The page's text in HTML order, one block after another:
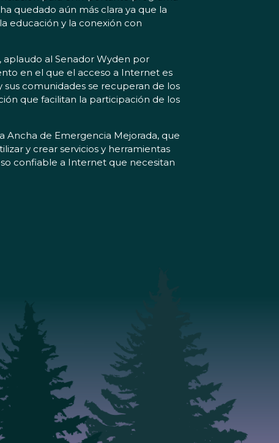
quedado aún más clara ya que la
educación y la conexión con
aplaudo al Senador Wyden por
en el que el acceso a Internet es
comunidades se recuperan de los
que facilitan la participación de los
Ancha de Emergencia Mejorada, que
y crear servicios y herramientas
confiable a Internet que necesitan